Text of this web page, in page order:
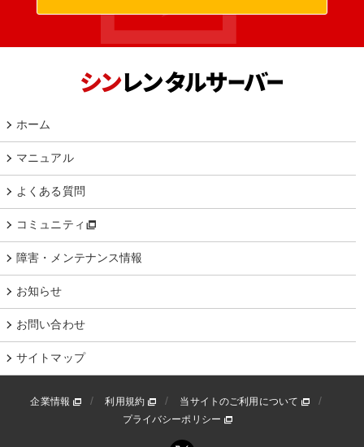
ホーム
マニュアル
よくある質問
コミュニティ
障害・メンテナンス情報
お知らせ
お問い合わせ
サイトマップ
企業情報 利用規約
当サイトのご利用について
プライバシーポリシー